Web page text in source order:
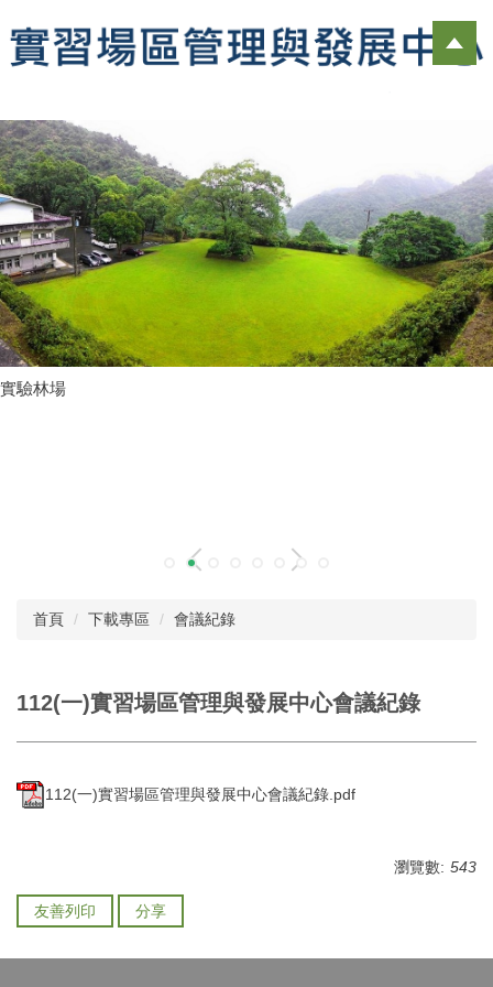
到
主
容
區
實驗林場
首頁 下載專區 會議紀錄
112(一)實習場區管理與發展中心會議紀錄
112(一)實習場區管理與發展中心會議紀錄.pdf
瀏覽數: 543
友善列印 分享